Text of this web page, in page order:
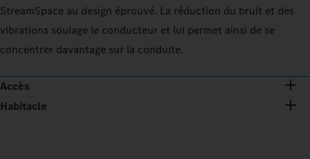
StreamSpace au design éprouvé. La réduction du bruit et des
vibrations soulage le conducteur et lui permet ainsi de se
concentrer davantage sur la conduite.
Accès
Habitacle